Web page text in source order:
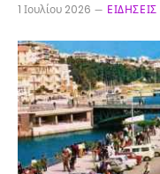
1 Ιουλίου 2026 ΕΙΔΉΣΕΙΣ